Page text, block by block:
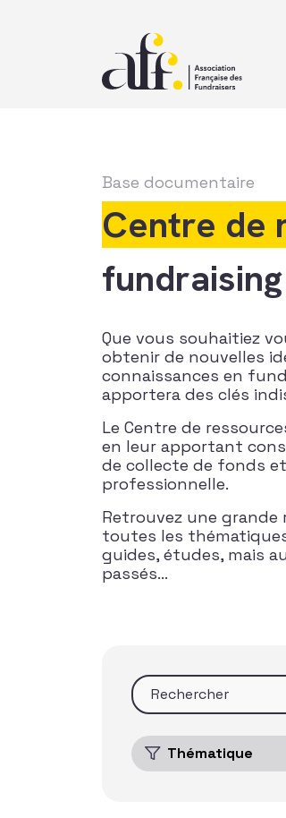
Base documentaire
Centre de
fundraising
Que vous souhaitiez
obtenir de nouvelles
connaissances en
apportera des clés
Le Centre de
en leur apportant
de collecte de fonds
professionnelle.
Retrouvez une
toutes les
guides, études, mais
passés…